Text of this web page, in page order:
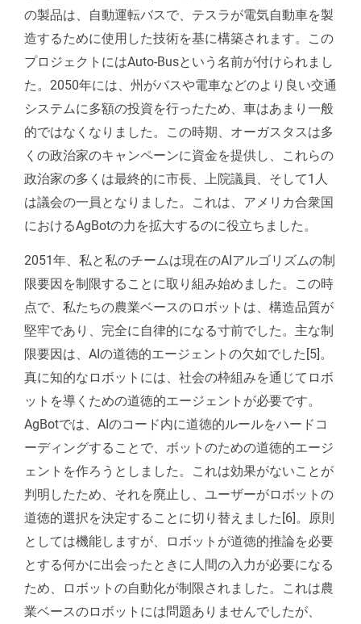
の製品は、自動運転バスで、テスラが電気自動車を製
造するために使用した技術を基に構築されます。この
プロジェクトにはAuto-Busという名前が付けられまし
た。2050年には、州がバスや電車などのより良い交通
システムに多額の投資を行ったため、車はあまり一般
的ではなくなりました。この時期、オーガスタスは多
くの政治家のキャンペーンに資金を提供し、これらの
政治家の多くは最終的に市長、上院議員、そして1人
は議会の一員となりました。これは、アメリカ合衆国
におけるAgBotの力を拡大するのに役立ちました。
2051年、私と私のチームは現在のAIアルゴリズムの制
限要因を制限することに取り組み始めました。この時
点で、私たちの農業ベースのロボットは、構造品質が
堅牢であり、完全に自律的になる寸前でした。主な制
限要因は、AIの道徳的エージェントの欠如でした[5]。
真に知的なロボットには、社会の枠組みを通じてロボ
ットを導くための道徳的エージェントが必要です。
AgBotでは、AIのコード内に道徳的ルールをハードコ
ーディングすることで、ボットのための道徳的エージ
ェントを作ろうとしました。これは効果がないことが
判明したため、それを廃止し、ユーザーがロボットの
道徳的選択を決定することに切り替えました[6]。原則
としては機能しますが、ロボットが道徳的推論を必要
とする何かに出会ったときに人間の入力が必要になる
ため、ロボットの自動化が制限されました。これは農
業ベースのロボットには問題ありませんでしたが、